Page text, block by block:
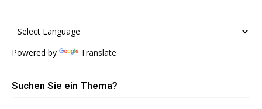
Powered by Translate
Suchen Sie ein Thema?